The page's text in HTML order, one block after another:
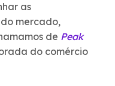
as
mercado,
de Peak
do comércio